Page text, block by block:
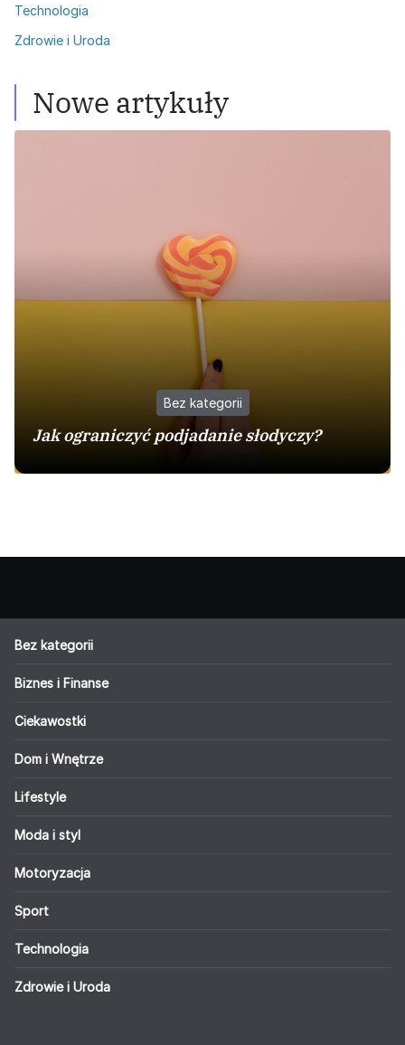
Technologia
Zdrowie i Uroda
Nowe artykuły
Bez kategorii
Jak ograniczyć podjadanie słodyczy?
Bez kategorii
Biznes i Finanse
Ciekawostki
Dom i Wnętrze
Lifestyle
Moda i styl
Motoryzacja
Sport
Technologia
Zdrowie i Uroda